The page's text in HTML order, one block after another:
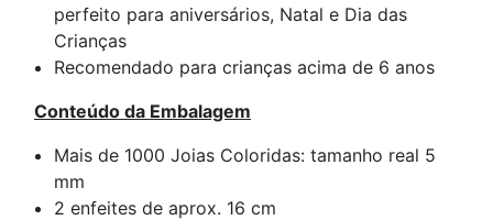
perfeito para aniversários, Natal e Dia das
Crianças
Recomendado para crianças acima de 6 anos
Conteúdo da Embalagem
Mais de 1000 Joias Coloridas: tamanho real 5
mm
2 enfeites de aprox. 16 cm